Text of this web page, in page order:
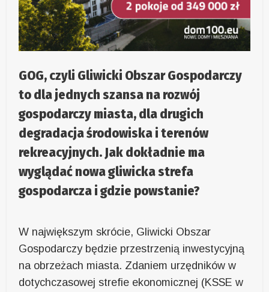
GOG, czyli Gliwicki Obszar Gospodarczy
to dla jednych szansa na rozwój
gospodarczy miasta, dla drugich
degradacja środowiska i terenów
rekreacyjnych. Jak dokładnie ma
wyglądać nowa gliwicka strefa
gospodarcza i gdzie powstanie?
W największym skrócie, Gliwicki Obszar
Gospodarczy będzie przestrzenią inwestycyjną
na obrzeżach miasta. Zdaniem urzędników w
dotychczasowej strefie ekonomicznej (KSSE w